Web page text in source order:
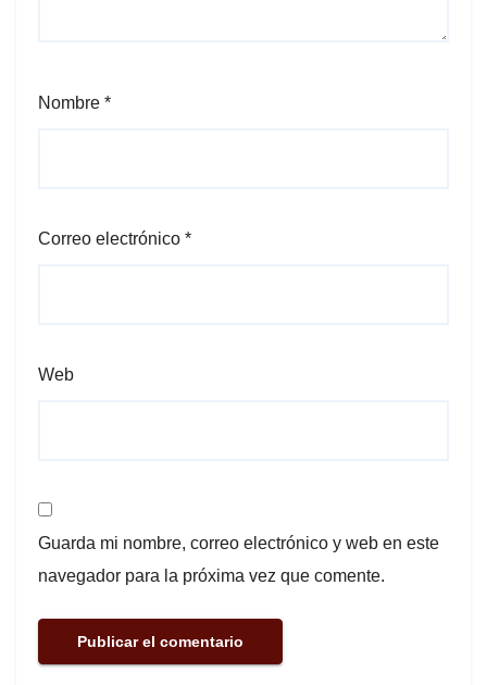
Nombre *
Correo electrónico *
Web
Guarda mi nombre, correo electrónico y web en este
navegador para la próxima vez que comente.